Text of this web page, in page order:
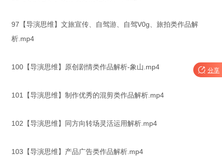
97【导演思维】文旅宣传、自驾游、自驾V0g、旅拍类作品解
析.mp4
100【导演思维】原创剧情类作品解析-象山.mp4
101【导演思维】制作优秀的混剪类作品解析.mp4
102【导演思维】同方向转场灵活运用解析.mp4
103【导演思维】产品广告类作品解析.mp4
 分享